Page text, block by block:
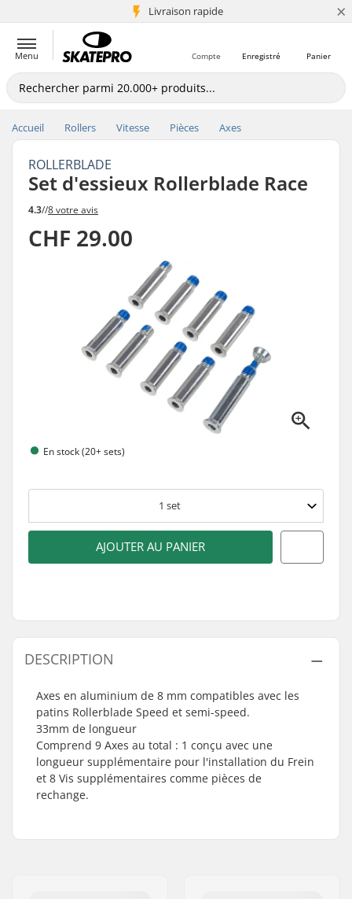
Livraison rapide
+5 mio de clients ×
Menu Panier
Enregistré
Compte
Accueil Rollers Vitesse Pièces Axes
ROLLERBLADE
Set d'essieux Rollerblade Race
4.3//8 votre avis
CHF 29.00
En stock (20+ sets)
1 set
AJOUTER AU PANIER
DESCRIPTION
Axes en aluminium de 8 mm compatibles avec les
patins Rollerblade Speed et semi-speed.
33mm de longueur
Comprend 9 Axes au total : 1 conçu avec une
longueur supplémentaire pour l'installation du Frein
et 8 Vis supplémentaires comme pièces de
rechange.